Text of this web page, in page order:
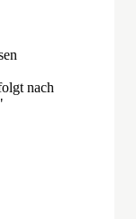
nach